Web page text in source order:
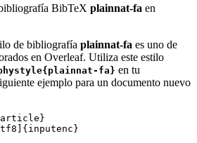
BibTeX plainnat-fa en
de bibliografía plainnat-fa es uno de
en Overleaf. Utiliza este estilo
fa} en tu
ejemplo para un documento nuevo
article }
]{ inputenc }